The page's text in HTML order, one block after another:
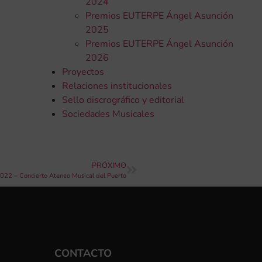
Premios EUTERPE Ángel Asunción
2025
Premios EUTERPE Ángel Asunción
2026
Proyectos
Relaciones institucionales
Sello discrográfico y editorial
Sociedades Musicales
PRÓXIMO
– Concierto Ateneo Musical del Puerto
CONTACTO